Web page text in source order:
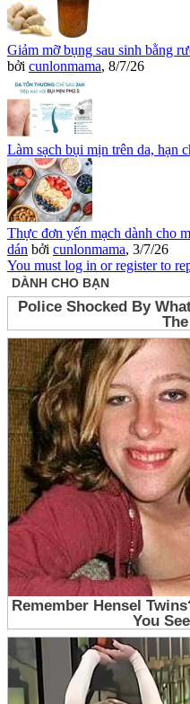
Giảm mỡ bụng sau sinh bằng
bởi cunlonmama, 8/7/26
Làm sạch bụi mịn trên da, hạn
Thực đơn yến mạch dành cho
dán bởi cunlonmama, 3/7/26
You must log in or register to